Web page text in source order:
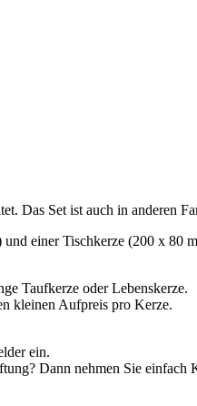
Das Set ist auch in anderen
einer Tischkerze (200 x
Taufkerze oder Lebenskerze.
kleinen Aufpreis pro Kerze.
ein.
Dann nehmen Sie